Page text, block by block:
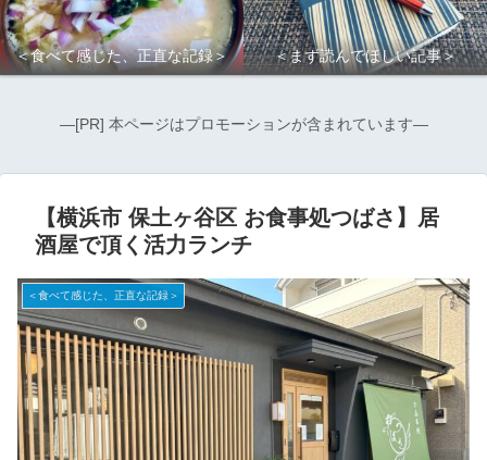
＜食べて感じた、正直な記録＞ ＜まず読んでほしい記事＞
―[PR] 本ページはプロモーションが含まれています―
【横浜市 保土ヶ谷区 お食事処つばさ】居
酒屋で頂く活力ランチ
＜食べて感じた、正直な記録＞